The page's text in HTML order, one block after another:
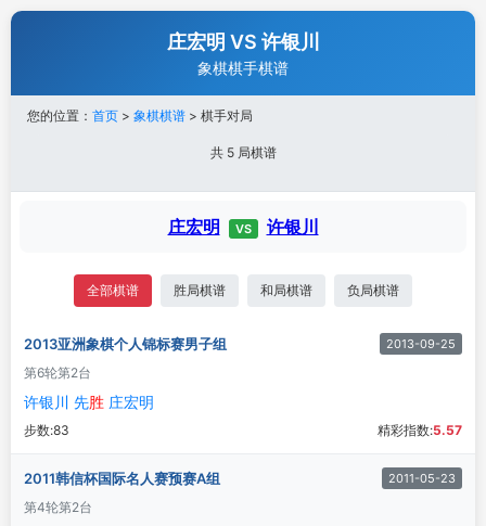
庄宏明 VS 许银川
象棋棋手棋谱
您的位置： 首页 > 象棋棋谱 > 棋手对局
共 5 局棋谱
庄宏明 VS 许银川
全部棋谱 胜局棋谱 和局棋谱 负局棋谱
2013亚洲象棋个人锦标赛男子组 2013-09-25
第6轮第2台
许银川 先胜 庄宏明
步数:83 精彩指数:5.57
2011韩信杯国际名人赛预赛A组 2011-05-23
第4轮第2台